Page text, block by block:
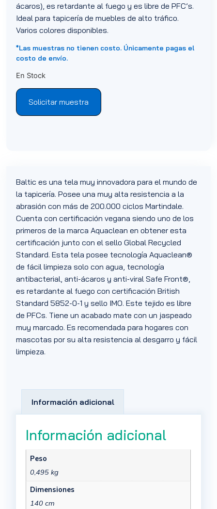
ácaros), es retardante al fuego y es libre de PFC’s.
Ideal para tapicería de muebles de alto tráfico.
Varios colores disponibles.
*Las muestras no tienen costo. Únicamente pagas el
costo de envío.
En Stock
Solicitar muestra
Baltic es una tela muy innovadora para el mundo de
la tapicería. Posee una muy alta resistencia a la
abrasión con más de 200.000 ciclos Martindale.
Cuenta con certificación vegana siendo uno de los
primeros de la marca Aquaclean en obtener esta
certificación junto con el sello Global Recycled
Standard. Esta tela posee tecnología Aquaclean®
de fácil limpieza solo con agua, tecnología
antibacterial, anti-ácaros y anti-viral Safe Front®,
es retardante al fuego con certificación British
Standard 5852-0-1 y sello IMO. Este tejido es libre
de PFCs. Tiene un acabado mate con un jaspeado
muy marcado. Es recomendada para hogares con
mascotas por su alta resistencia al desgarro y fácil
limpieza.
Información adicional
Información adicional
Peso
0,495 kg
Dimensiones
140 cm